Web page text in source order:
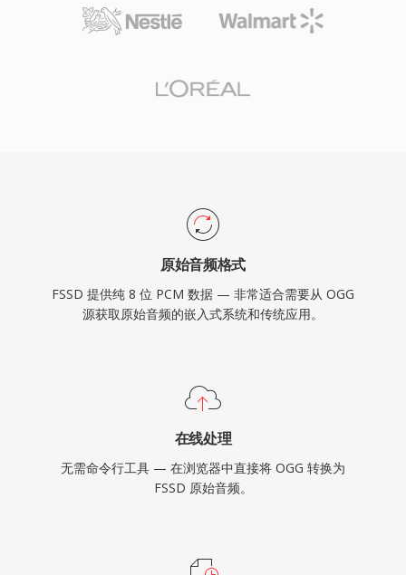
原始音频格式
FSSD 提供纯 8 位 PCM 数据 — 非常适合需要从 OGG
源获取原始音频的嵌入式系统和传统应用。
在线处理
无需命令行工具 — 在浏览器中直接将 OGG 转换为
FSSD 原始音频。